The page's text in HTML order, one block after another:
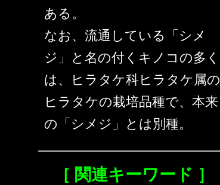
ある。
なお、流通している「シメ
ジ」と名の付くキノコの多く
は、ヒラタケ科ヒラタケ属の
ヒラタケの栽培品種で、本来
の「シメジ」とは別種。
［ 関連キーワード ］